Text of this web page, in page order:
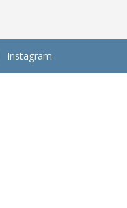
Instagram